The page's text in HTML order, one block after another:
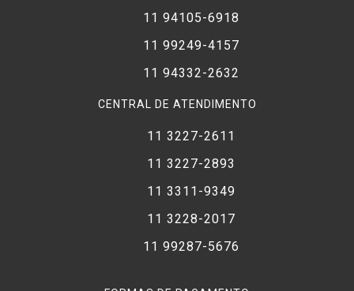
11 94105-6918
11 99249-4157
11 94332-2632
CENTRAL DE ATENDIMENTO
11 3227-2611
11 3227-2893
11 3311-9349
11 3228-2017
11 99287-5676